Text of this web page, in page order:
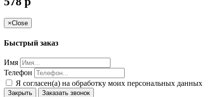
×Close
Быстрый заказ
Имя
Телефон
Я согласен(а) на обработку моих персональных данных
Закрыть Заказать звонок